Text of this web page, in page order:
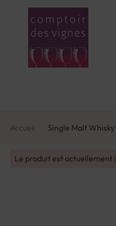
Accueil Single Malt
Le produit est actuellement